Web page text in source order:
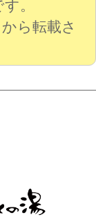
。
ら転載さ